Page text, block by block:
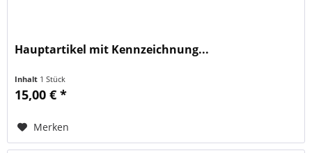
Hauptartikel mit Kennzeichnung...
Inhalt 1 Stück
15,00 € *
Merken